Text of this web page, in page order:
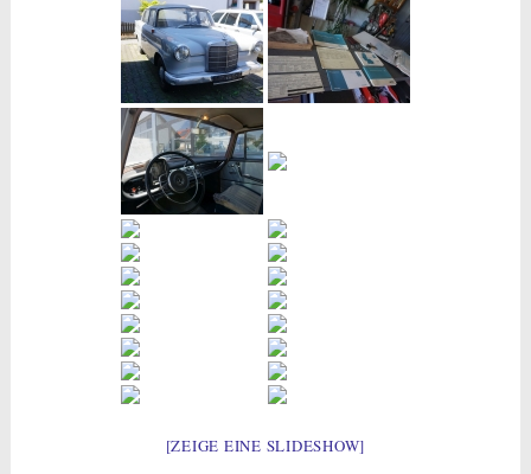
[ZEIGE EINE SLIDESHOW]